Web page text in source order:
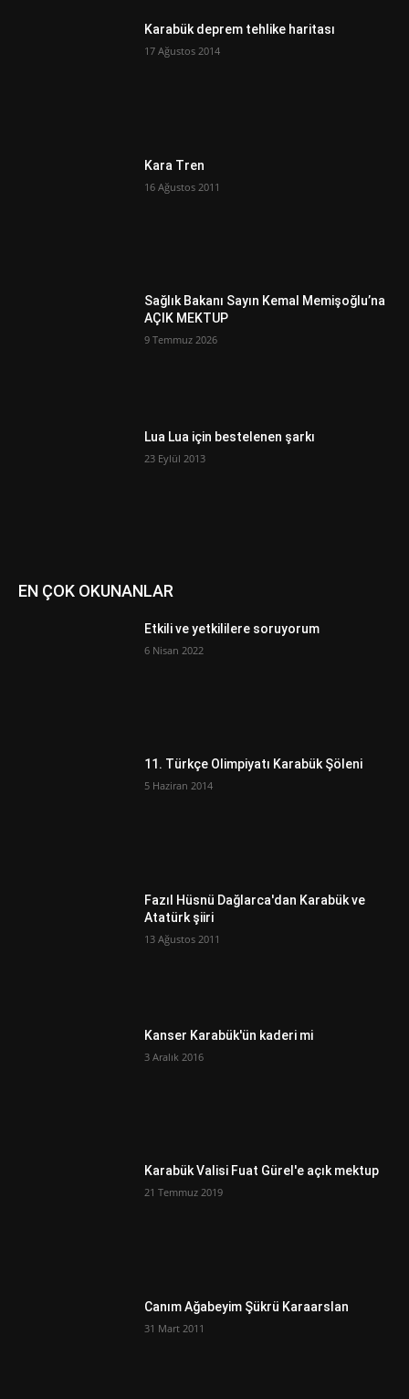
Karabük deprem tehlike haritası
17 Ağustos 2014
Kara Tren
16 Ağustos 2011
Sağlık Bakanı Sayın Kemal Memişoğlu’na
AÇIK MEKTUP
9 Temmuz 2026
Lua Lua için bestelenen şarkı
23 Eylül 2013
EN ÇOK OKUNANLAR
Etkili ve yetkililere soruyorum
6 Nisan 2022
11. Türkçe Olimpiyatı Karabük Şöleni
5 Haziran 2014
Fazıl Hüsnü Dağlarca'dan Karabük ve
Atatürk şiiri
13 Ağustos 2011
Kanser Karabük'ün kaderi mi
3 Aralık 2016
Karabük Valisi Fuat Gürel'e açık mektup
21 Temmuz 2019
Canım Ağabeyim Şükrü Karaarslan
31 Mart 2011